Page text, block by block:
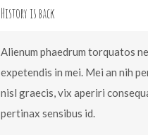
History is back
Alienum phaedrum torquatos
expetendis in mei. Mei an nih
nisl graecis, vix aperiri
pertinax sensibus id.